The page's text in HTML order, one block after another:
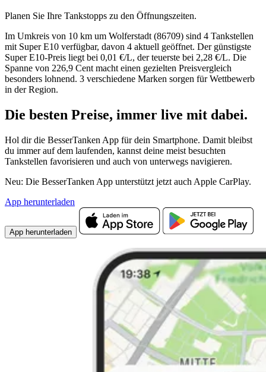
Planen Sie Ihre Tankstopps zu den Öffnungszeiten.
Im Umkreis von 10 km um Wolferstadt (86709) sind 4 Tankstellen
mit Super E10 verfügbar, davon 4 aktuell geöffnet. Der günstigste
Super E10-Preis liegt bei 0,01 €/L, der teuerste bei 2,28 €/L. Die
Spanne von 226,9 Cent macht einen gezielten Preisvergleich
besonders lohnend. 3 verschiedene Marken sorgen für Wettbewerb
in der Region.
Die besten Preise, immer live mit dabei.
Hol dir die BesserTanken App für dein Smartphone. Damit bleibst
du immer auf dem laufenden, kannst deine meist besuchten
Tankstellen favorisieren und auch von unterwegs navigieren.
Neu: Die BesserTanken App unterstützt jetzt auch Apple CarPlay.
App herunterladen
App herunterladen